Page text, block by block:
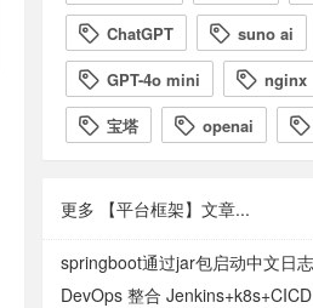
 ChatGPT  suno ai
 GPT-4o mini  nginx
 宝塔  openai 
更多 【平台框架】文章...
DevOps 整合 Jenkins+k8s+CICD